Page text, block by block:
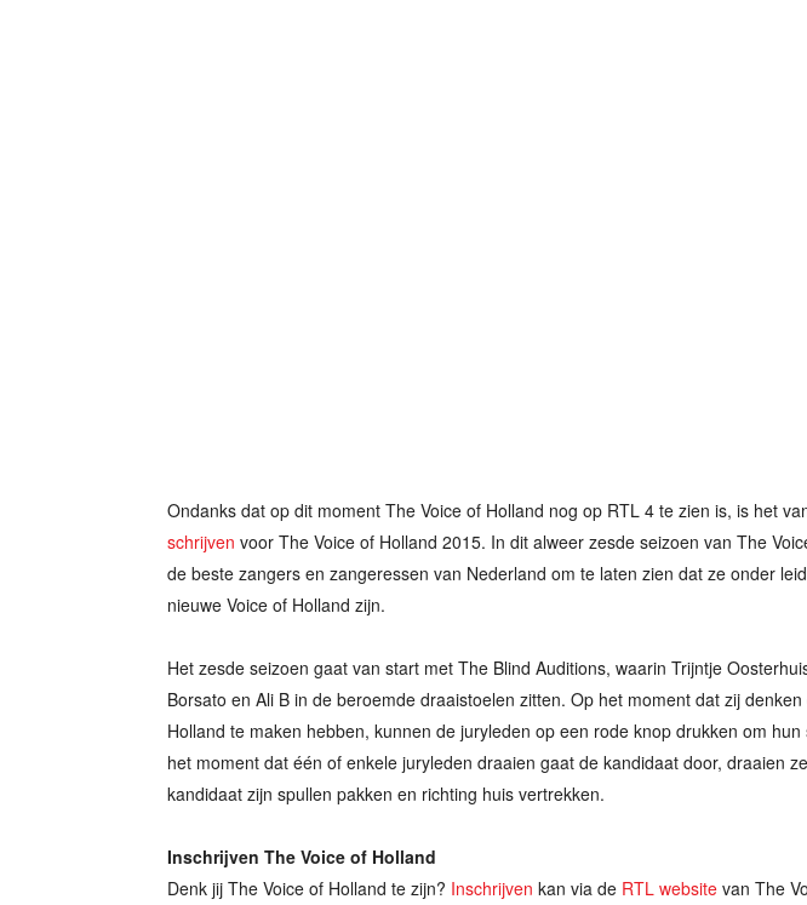
Ondanks dat op dit moment The Voice of Holland nog op RTL 4 te zien is, is het
schrijven voor The Voice of Holland 2015. In dit alweer zesde seizoen van The
de beste zangers en zangeressen van Nederland om te laten zien dat ze onder
nieuwe Voice of Holland zijn.
Het zesde seizoen gaat van start met The Blind Auditions, waarin Trijntje
Borsato en Ali B in de beroemde draaistoelen zitten. Op het moment dat zij
Holland te maken hebben, kunnen de juryleden op een rode knop drukken om
het moment dat één of enkele juryleden draaien gaat de kandidaat door, draaien
kandidaat zijn spullen pakken en richting huis vertrekken.
Inschrijven The Voice of Holland
Denk jij The Voice of Holland te zijn? Inschrijven kan via de RTL website van The